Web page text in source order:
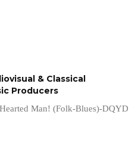
& Classical
Producers
Man! (Folk-Blues)-DQYD